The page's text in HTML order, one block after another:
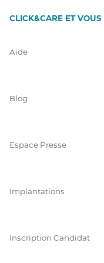
CLICK&CARE ET VOUS
Aide
Blog
Espace Presse
Implantations
Inscription Candidat